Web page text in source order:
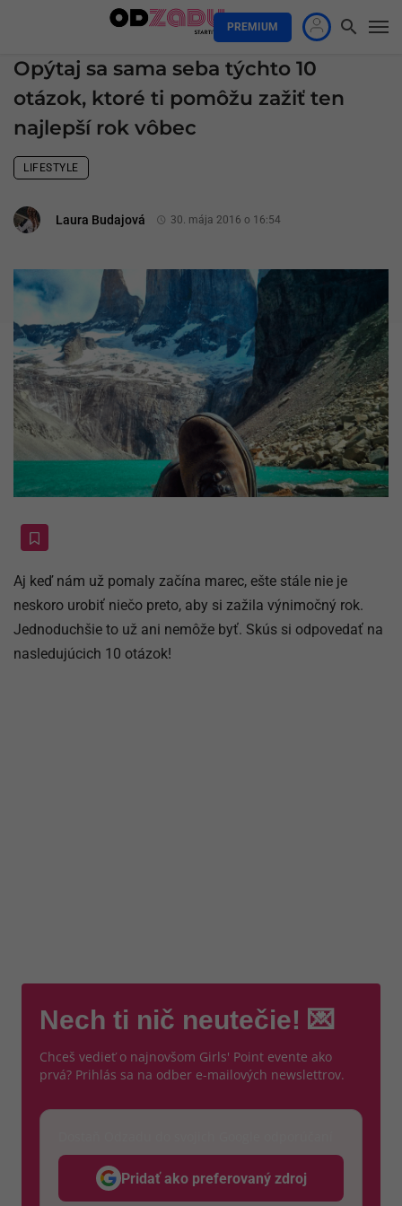
PREMIUM
Opýtaj sa sama seba týchto 10
otázok, ktoré ti pomôžu zažiť ten
najlepší rok vôbec
LIFESTYLE
Laura Budajová 30. mája 2016 o 16:54
Aj keď nám už pomaly začína marec, ešte stále nie je
neskoro urobiť niečo preto, aby si zažila výnimočný rok.
Jednoduchšie to už ani nemôže byť. Skús si odpovedať na
nasledujúcich 10 otázok!
Nech ti nič neutečie! 💌
Chceš vedieť o najnovšom Girls' Point evente ako
prvá? Prihlás sa na odber e-mailových newslettrov.
Pridať ako preferovaný zdroj
Odzadu, odkaz sa otvorí v